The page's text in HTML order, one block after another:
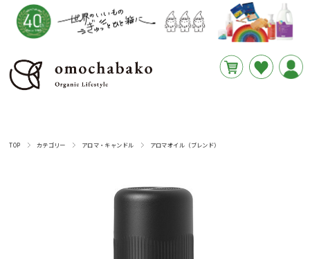
TOP カテゴリー アロマ・キャンドル アロマオイル（ブレンド）